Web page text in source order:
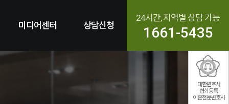
미디어센터 상담신청
24시간, 지역별 상담 가능
1661-5435
대한변호사
협회등록
이혼전문변호사